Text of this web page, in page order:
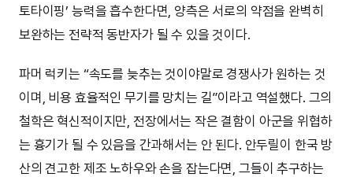
토타이핑’ 능력을 흡수한다면, 양측은 서로의 약점을 완벽히
보완하는 전략적 동반자가 될 수 있을 것이다.
파머 럭키는 “속도를 늦추는 것이야말로 경쟁사가 원하는 것
이며, 비용 효율적인 무기를 망치는 길”이라고 역설했다. 그의
철학은 혁신적이지만, 전장에서는 작은 결함이 아군을 위협하
는 흉기가 될 수 있음을 간과해서는 안 된다. 안두릴이 한국 방
산의 견고한 제조 노하우와 손을 잡는다면, 그들이 추구하는